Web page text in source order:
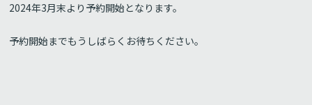
2024年3月末より予約開始となります。
予約開始までもうしばらくお待ちください。